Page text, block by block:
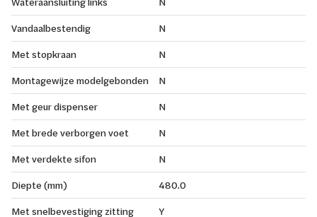
Vandaalbestendig
N
Met stopkraan
N
Montagewijze modelgebonden
N
Met geur dispenser
N
Met brede verborgen voet
N
Met verdekte sifon
N
Diepte (mm)
480.0
Met snelbevestiging zitting
Y